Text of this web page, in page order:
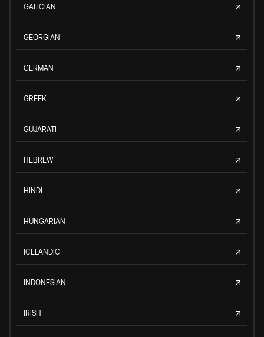
GALICIAN
GEORGIAN
GERMAN
GREEK
GUJARATI
HEBREW
HINDI
HUNGARIAN
ICELANDIC
INDONESIAN
IRISH